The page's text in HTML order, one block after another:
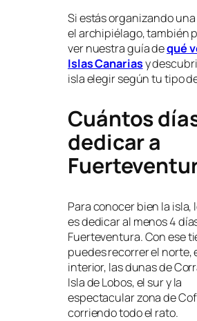
Si estás organizando
el archipiélago, también
ver nuestra guía dequé
Islas Canariasy
isla elegir según tu tipo
Cuántos
dedicar a
Para conocer bien la isla,
es dedicar al menos 4
Fuerteventura. Con ese
puedes recorrer el norte,
interior, las dunas de
Isla de Lobos, el sur y la
espectacular zona de
corriendo todo el rato.